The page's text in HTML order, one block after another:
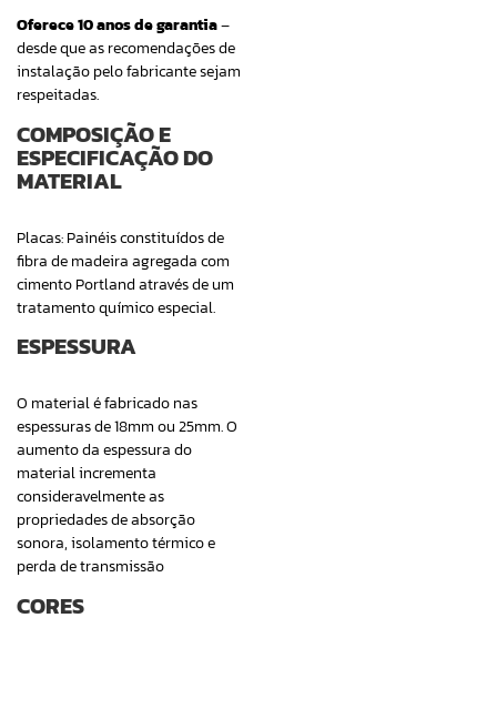
Oferece 10 anos de garantia–
desde que as recomendações de
instalação pelo fabricante sejam
respeitadas.
COMPOSIÇÃO E
ESPECIFICAÇÃO DO
MATERIAL
Placas: Painéis constituídos de
fibra de madeira agregada com
cimento Portland através de um
tratamento químico especial.
ESPESSURA
O material é fabricado nas
espessuras de 18mm ou 25mm. O
aumento da espessura do
material incrementa
consideravelmente as
propriedades de absorção
sonora, isolamento térmico e
perda de transmissão
CORES